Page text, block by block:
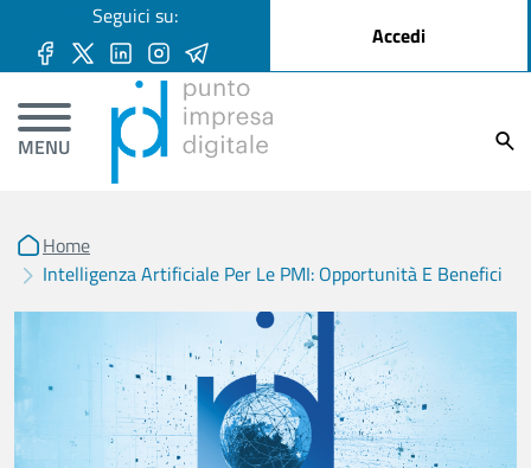
Seguici su: User account menu
Accedi
MENU
Home
Intelligenza Artificiale Per Le PMI: Opportunità E Benefici